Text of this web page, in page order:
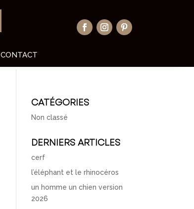
CONTACT
CATÉGORIES
Non classé
DERNIERS ARTICLES
cerf
l’éléphant et le rhinocéros
un homme un chien version
2026